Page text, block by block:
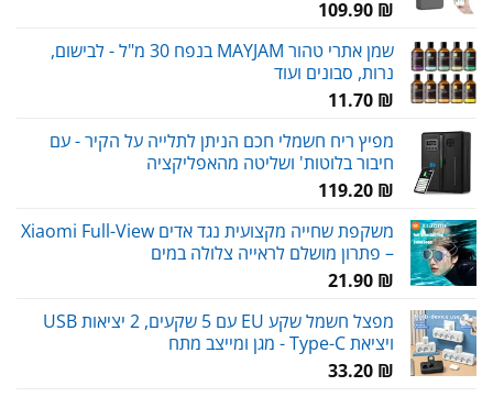
109.90 ₪
שמן אתרי טהור MAYJAM בנפח 30 מ"ל - לבישום,
נרות, סבונים ועוד
11.70 ₪
מפיץ ריח חשמלי חכם הניתן לתלייה על הקיר - עם
חיבור בלוטות' ושליטה מהאפליקציה
119.20 ₪
משקפת שחייה מקצועית נגד אדים Xiaomi Full-View
– פתרון מושלם לראייה צלולה במים
21.90 ₪
מפצל חשמל שקע EU עם 5 שקעים, 2 יציאות USB
ויציאת Type-C - מגן ומייצב מתח
33.20 ₪